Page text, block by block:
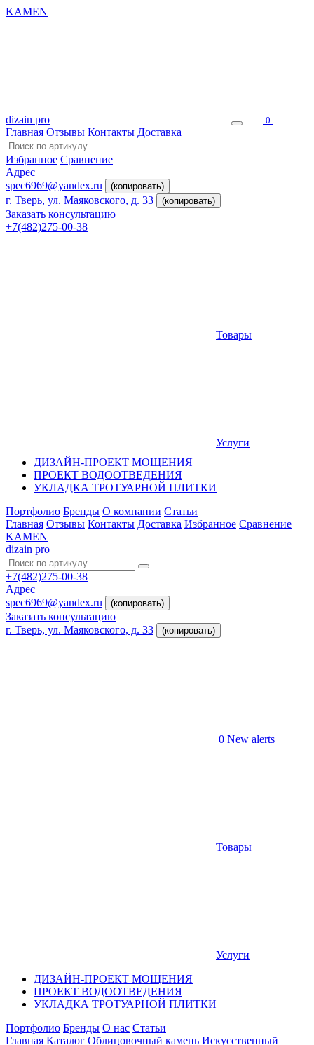
KAMEN
dizain pro 0
Главная Отзывы Контакты Доставка
Избранное Сравнение
Адрес
spec6969@yandex.ru
(копировать)
г. Тверь, ул. Маяковского, д. 33 (копировать)
Заказать консультацию
+7(482)275-00-38
Товары
Услуги
ДИЗАЙН-ПРОЕКТ МОЩЕНИЯ
ПРОЕКТ ВОДООТВЕДЕНИЯ
УКЛАДКА ТРОТУАРНОЙ ПЛИТКИ
Портфолио Бренды О компании Статьи
Главная Отзывы Контакты Доставка Избранное Сравнение
KAMEN
dizain pro
+7(482)275-00-38
Адрес
spec6969@yandex.ru
(копировать)
Заказать консультацию
г. Тверь, ул. Маяковского, д. 33
(копировать)
0 New alerts
Товары
Услуги
ДИЗАЙН-ПРОЕКТ МОЩЕНИЯ
ПРОЕКТ ВОДООТВЕДЕНИЯ
УКЛАДКА ТРОТУАРНОЙ ПЛИТКИ
Портфолио Бренды О нас Статьи
Главная Каталог Облицовочный камень Искусственный